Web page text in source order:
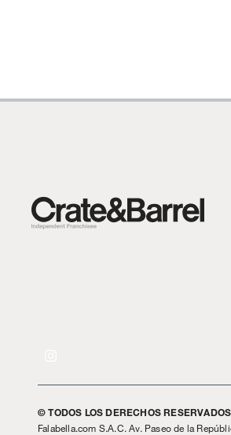
© TODOS LOS DERECHOS RESERVADOS
Falabella.com S.A.C. Av. Paseo de la